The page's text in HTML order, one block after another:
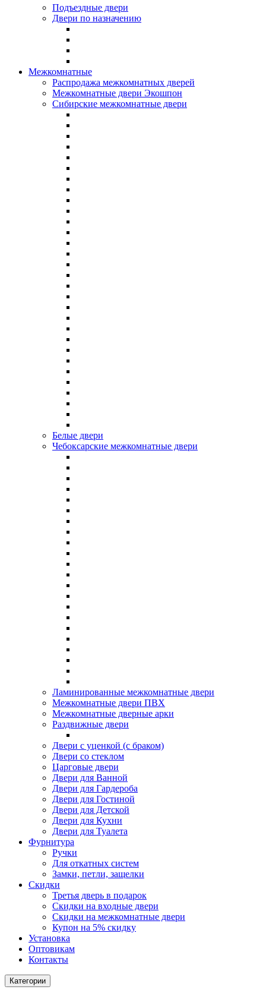
Подъездные двери
Двери по назначению
Межкомнатные
Распродажа межкомнатных дверей
Межкомнатные двери Экошпон
Сибирские межкомнатные двери
Белые двери
Чебоксарские межкомнатные двери
Ламинированные межкомнатные двери
Межкомнатные двери ПВХ
Межкомнатные дверные арки
Раздвижные двери
Двери с уценкой (с браком)
Двери со стеклом
Царговые двери
Двери для Ванной
Двери для Гардероба
Двери для Гостиной
Двери для Детской
Двери для Кухни
Двери для Туалета
Фурнитура
Ручки
Для откатных систем
Замки, петли, защелки
Скидки
Третья дверь в подарок
Скидки на входные двери
Скидки на межкомнатные двери
Купон на 5% скидку
Установка
Оптовикам
Контакты
Категории